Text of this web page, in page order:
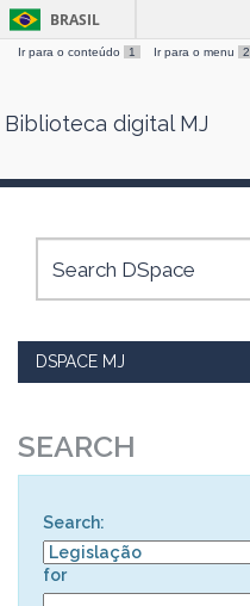
Skip
BRASIL
Ir para o conteúdo 1 Ir para o menu 2
Biblioteca digital MJ
DSPACE MJ
SEARCH
Search:
for